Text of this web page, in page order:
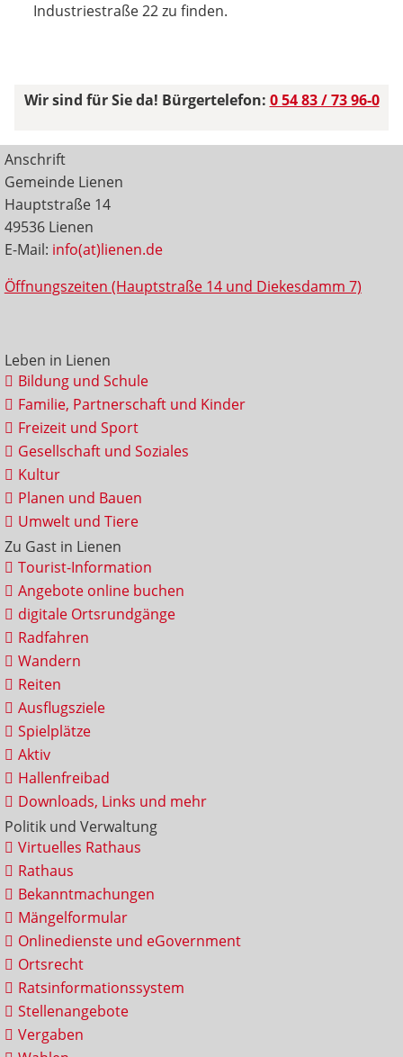
Industriestraße 22 zu finden.
Wir sind für Sie da! Bürgertelefon: 0 54 83 / 73 96-0
Anschrift
Gemeinde Lienen
Hauptstraße 14
49536 Lienen
E-Mail: info(at)lienen.de
Öffnungszeiten (Hauptstraße 14 und Diekesdamm 7)
Leben in Lienen
Bildung und Schule
Familie, Partnerschaft und Kinder
Freizeit und Sport
Gesellschaft und Soziales
Kultur
Planen und Bauen
Umwelt und Tiere
Zu Gast in Lienen
Tourist-Information
Angebote online buchen
digitale Ortsrundgänge
Radfahren
Wandern
Reiten
Ausflugsziele
Spielplätze
Aktiv
Hallenfreibad
Downloads, Links und mehr
Politik und Verwaltung
Virtuelles Rathaus
Rathaus
Bekanntmachungen
Mängelformular
Onlinedienste und eGovernment
Ortsrecht
Ratsinformationssystem
Stellenangebote
Vergaben